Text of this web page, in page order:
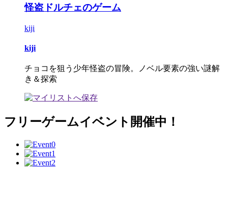
怪盗ドルチェのゲーム
kiji
kiji
チョコを狙う少年怪盗の冒険。ノベル要素の強い謎解
き＆探索
フリーゲームイベント開催中！